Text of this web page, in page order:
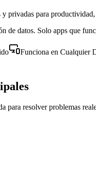
privadas para
de datos. Solo apps que
Funciona en Cualquier
para resolver problemas